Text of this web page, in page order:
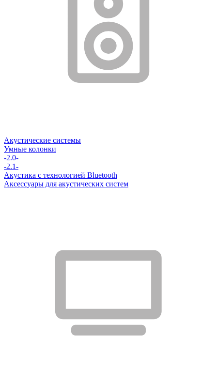
Акустические системы
Умные колонки
-2.0-
-2.1-
Акустика с технологией Bluetooth
Аксессуары для акустических систем